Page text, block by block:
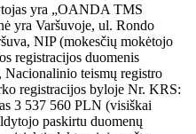
yra „OANDA TMS
yra Varšuvoje, ul. Rondo
NIP (mokesčių mokėtojo
registracijos duomenis
Nacionalinio teismų registro
registracijos byloje Nr. KRS:
3 537 560 PLN (visiškai
paskirtu duomenų